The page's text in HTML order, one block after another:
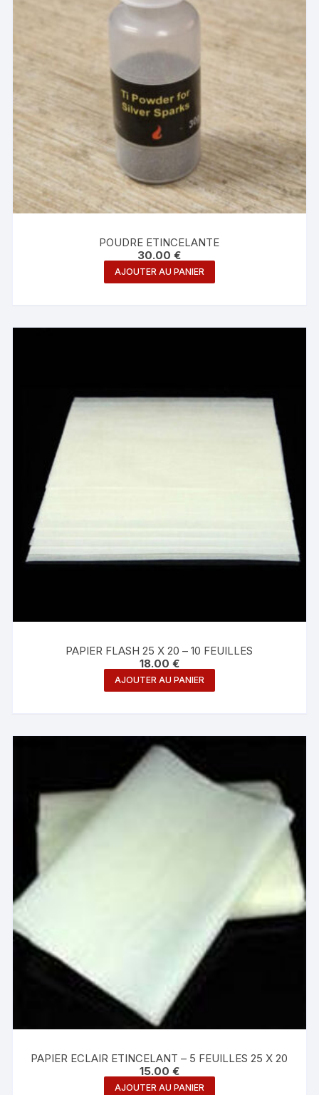
POUDRE ETINCELANTE
30.00€
AJOUTER AU PANIER
PAPIER FLASH 25 X 20 – 10 FEUILLES
18.00 €
AJOUTER AU PANIER
PAPIER ECLAIR ETINCELANT – 5 FEUILLES 25 X 20
15.00 €
AJOUTER AU PANIER